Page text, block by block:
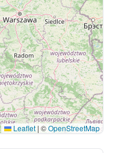
Leaflet | ©OpenStreetMap